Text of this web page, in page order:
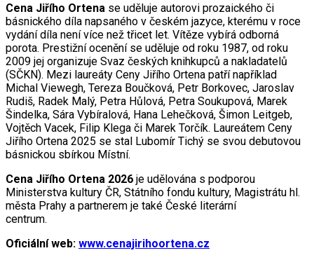
Cena Jiřího Ortena se uděluje autorovi prozaického či
básnického díla napsaného v českém jazyce, kterému v roce
vydání díla není více než třicet let. Vítěze vybírá odborná
porota. Prestižní ocenění se uděluje od roku 1987, od roku
2009 jej organizuje Svaz českých knihkupců a nakladatelů
(SČKN). Mezi laureáty Ceny Jiřího Ortena patří například
Michal Viewegh, Tereza Boučková, Petr Borkovec, Jaroslav
Rudiš, Radek Malý, Petra Hůlová, Petra Soukupová, Marek
Šindelka, Sára Vybíralová, Hana Lehečková, Šimon Leitgeb,
Vojtěch Vacek, Filip Klega či Marek Torčík. Laureátem Ceny
Jiřího Ortena 2025 se stal Lubomír Tichý se svou debutovou
básnickou sbírkou Místní.
Cena Jiřího Ortena 2026 je udělována s podporou
Ministerstva kultury ČR, Státního fondu kultury, Magistrátu hl.
města Prahy a partnerem je také České literární
centrum.
Oficiální web: www.cenajirihoortena.cz